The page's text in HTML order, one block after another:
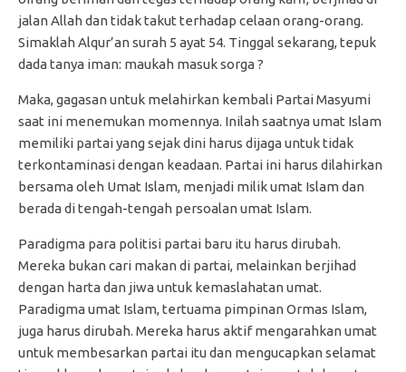
jalan Allah dan tidak takut terhadap celaan orang-orang.
Simaklah Alqur’an surah 5 ayat 54. Tinggal sekarang, tepuk
dada tanya iman: maukah masuk sorga ?
Maka, gagasan untuk melahirkan kembali Partai Masyumi
saat ini menemukan momennya. Inilah saatnya umat Islam
memiliki partai yang sejak dini harus dijaga untuk tidak
terkontaminasi dengan keadaan. Partai ini harus dilahirkan
bersama oleh Umat Islam, menjadi milik umat Islam dan
berada di tengah-tengah persoalan umat Islam.
Paradigma para politisi partai baru itu harus dirubah.
Mereka bukan cari makan di partai, melainkan berjihad
dengan harta dan jiwa untuk kemaslahatan umat.
Paradigma umat Islam, tertuama pimpinan Ormas Islam,
juga harus dirubah. Mereka harus aktif mengarahkan umat
untuk membesarkan partai itu dan mengucapkan selamat